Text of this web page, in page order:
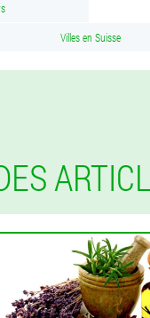
Villes en Suisse